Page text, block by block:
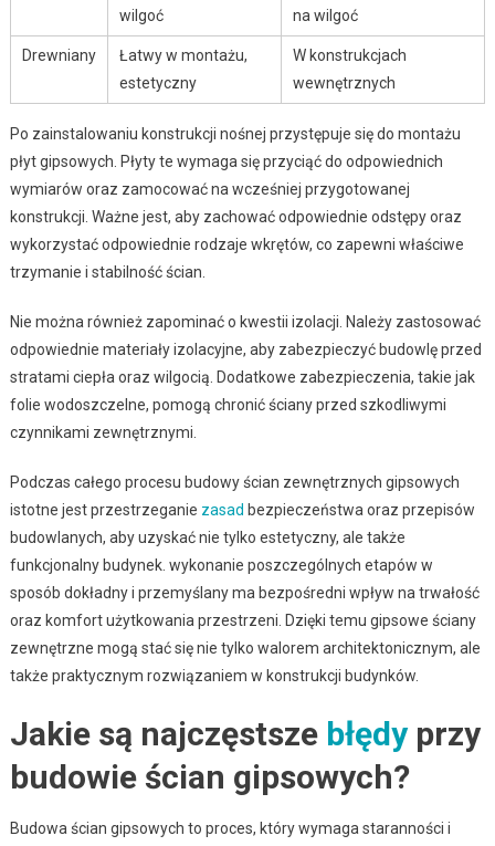
wilgoć
na wilgoć
Drewniany
Łatwy w montażu,
estetyczny
W konstrukcjach
wewnętrznych
Po zainstalowaniu konstrukcji nośnej przystępuje się do montażu
płyt gipsowych. Płyty te wymaga się przyciąć do odpowiednich
wymiarów oraz zamocować na wcześniej przygotowanej
konstrukcji. Ważne jest, aby zachować odpowiednie odstępy oraz
wykorzystać odpowiednie rodzaje wkrętów, co zapewni właściwe
trzymanie i stabilność ścian.
Nie można również zapominać o kwestii izolacji. Należy zastosować
odpowiednie materiały izolacyjne, aby zabezpieczyć budowlę przed
stratami ciepła oraz wilgocią. Dodatkowe zabezpieczenia, takie jak
folie wodoszczelne, pomogą chronić ściany przed szkodliwymi
czynnikami zewnętrznymi.
Podczas całego procesu budowy ścian zewnętrznych gipsowych
istotne jest przestrzeganie zasad bezpieczeństwa oraz przepisów
budowlanych, aby uzyskać nie tylko estetyczny, ale także
funkcjonalny budynek. wykonanie poszczególnych etapów w
sposób dokładny i przemyślany ma bezpośredni wpływ na trwałość
oraz komfort użytkowania przestrzeni. Dzięki temu gipsowe ściany
zewnętrzne mogą stać się nie tylko walorem architektonicznym, ale
także praktycznym rozwiązaniem w konstrukcji budynków.
Jakie są najczęstsze błędyprzy
budowie ścian gipsowych?
Budowa ścian gipsowych to proces, który wymaga staranności i